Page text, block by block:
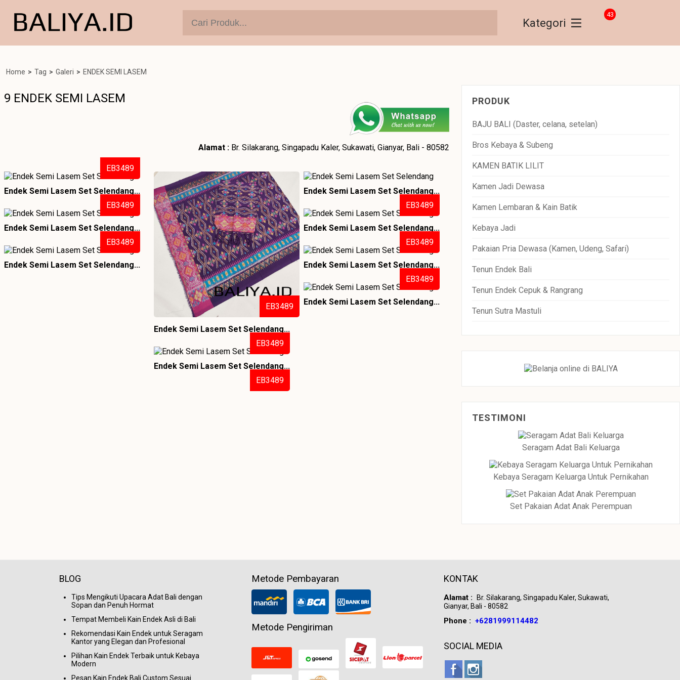
Kategori
43
Home > Tag > Galeri > ENDEK SEMI LASEM
9 ENDEK SEMI LASEM
Alamat : Br. Silakarang, Singapadu Kaler, Sukawati, Gianyar, Bali - 80582
EB3489
Endek Semi Lasem Set Selendang...
EB3489
Endek Semi Lasem Set Selendang...
EB3489
Endek Semi Lasem Set Selendang...
EB3489
Endek Semi Lasem Set Selendang...
EB3489
Endek Semi Lasem Set Selendang...
EB3489
Endek Semi Lasem Set Selendang...
EB3489
Endek Semi Lasem Set Selendang...
EB3489
Endek Semi Lasem Set Selendang...
EB3489
Endek Semi Lasem Set Selendang...
PRODUK
BAJU BALI (Daster, celana, setelan)
Bros Kebaya & Subeng
KAMEN BATIK LILIT
Kamen Jadi Dewasa
Kamen Lembaran & Kain Batik
Kebaya Jadi
Pakaian Pria Dewasa (Kamen, Udeng, Safari)
Tenun Endek Bali
Tenun Endek Cepuk & Rangrang
Tenun Sutra Mastuli
TESTIMONI
Seragam Adat Bali Keluarga
Kebaya Seragam Keluarga Untuk Pernikahan
Set Pakaian Adat Anak Perempuan
BLOG
Tips Mengikuti Upacara Adat Bali dengan
Sopan dan Penuh Hormat
Tempat Membeli Kain Endek Asli di Bali
Rekomendasi Kain Endek untuk Seragam
Kantor yang Elegan dan Profesional
Pilihan Kain Endek Terbaik untuk Kebaya
Modern
Pesan Kain Endek Bali Custom Sesuai
Metode Pembayaran
Metode Pengiriman
KONTAK
Alamat :
Br. Silakarang, Singapadu Kaler, Sukawati,
Gianyar, Bali - 80582
Phone : +6281999114482
SOCIAL MEDIA